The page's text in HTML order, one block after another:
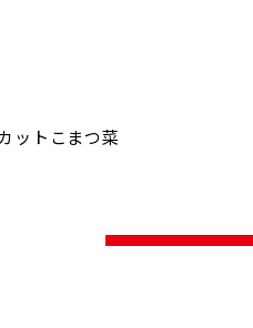
ットこまつ菜